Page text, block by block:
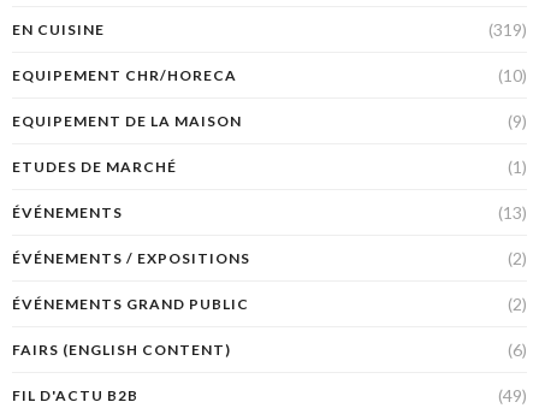
EN CUISINE (319)
EQUIPEMENT CHR/HORECA (10)
EQUIPEMENT DE LA MAISON (9)
ETUDES DE MARCHÉ (1)
ÉVÉNEMENTS (13)
ÉVÉNEMENTS / EXPOSITIONS (2)
ÉVÉNEMENTS GRAND PUBLIC (2)
FAIRS (ENGLISH CONTENT) (6)
FIL D'ACTU B2B (49)